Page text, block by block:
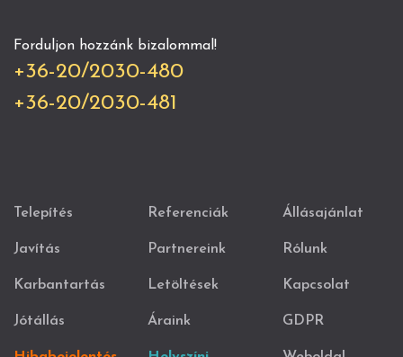
Forduljon hozzánk bizalommal!
+36-20/2030-480
+36-20/2030-481
Telepítés
Javítás
Karbantartás
Jótállás
Referenciák
Partnereink
Letöltések
Áraink
Állásajánlat
Rólunk
Kapcsolat
GDPR